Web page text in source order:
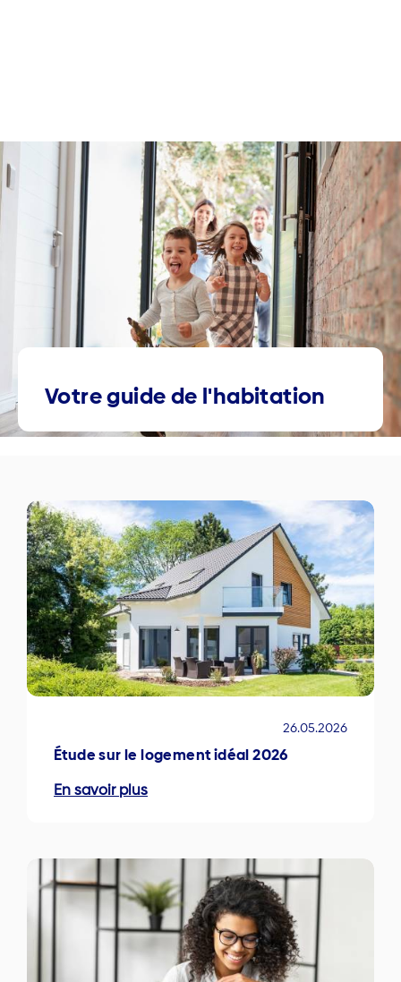
Votre guide de l'habitation
26.05.2026
Étude sur le logement idéal 2026
En savoir plus